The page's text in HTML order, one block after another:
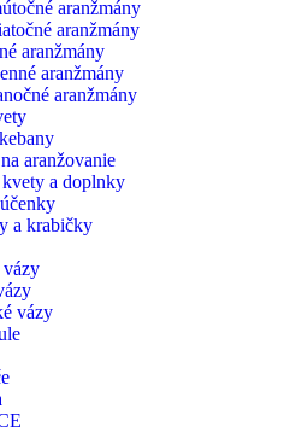
aranžmány
aranžmány
aranžmány
aranžmány
aranžmány
aranžovanie
a doplnky
a krabičky
vázy
vázy